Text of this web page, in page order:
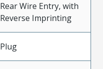
Rear Wire Entry, with
Reverse Imprinting
Plug